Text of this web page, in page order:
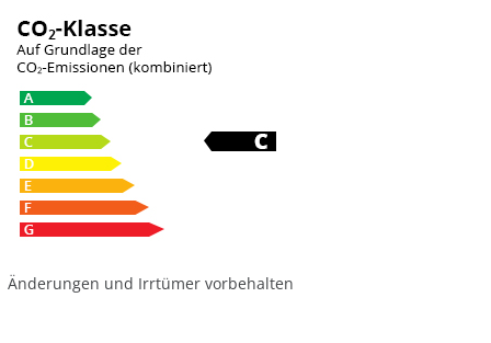
Änderungen und Irrtümer vorbehalten